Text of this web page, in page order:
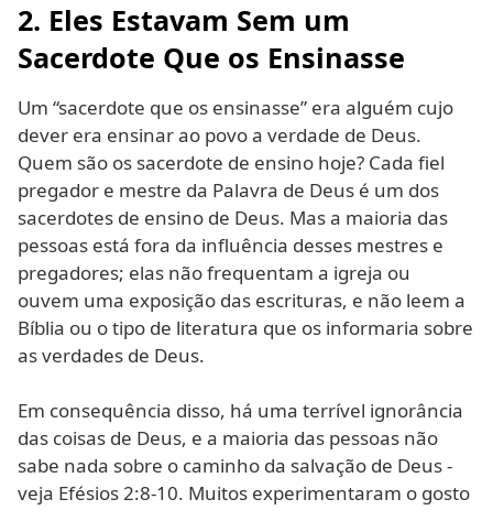
2. Eles Estavam Sem um
Sacerdote Que os Ensinasse
Um “sacerdote que os ensinasse” era alguém cujo
dever era ensinar ao povo a verdade de Deus.
Quem são os sacerdote de ensino hoje? Cada fiel
pregador e mestre da Palavra de Deus é um dos
sacerdotes de ensino de Deus. Mas a maioria das
pessoas está fora da influência desses mestres e
pregadores; elas não frequentam a igreja ou
ouvem uma exposição das escrituras, e não leem a
Bíblia ou o tipo de literatura que os informaria sobre
as verdades de Deus.
Em consequência disso, há uma terrível ignorância
das coisas de Deus, e a maioria das pessoas não
sabe nada sobre o caminho da salvação de Deus -
veja Efésios 2:8-10. Muitos experimentaram o gosto